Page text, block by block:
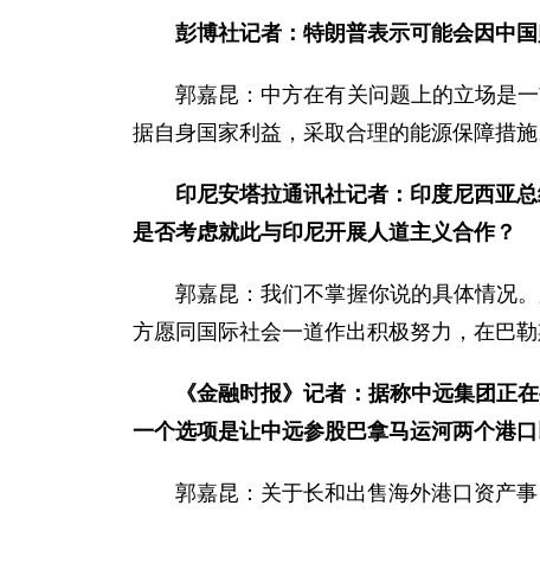
彭博社记者：特朗普表示可能会因中
郭嘉昆：中方在有关问题上的立场是
据自身国家利益，采取合理的能源保障措施
印尼安塔拉通讯社记者：印度尼西亚
是否考虑就此与印尼开展人道主义合作？
郭嘉昆：我们不掌握你说的具体情况
方愿同国际社会一道作出积极努力，在巴
《金融时报》记者：据称中远集团正
一个选项是让中远参股巴拿马运河两个港
郭嘉昆：关于长和出售海外港口资产